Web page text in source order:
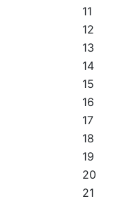
11
12
13
14
15
16
17
18
19
20
21